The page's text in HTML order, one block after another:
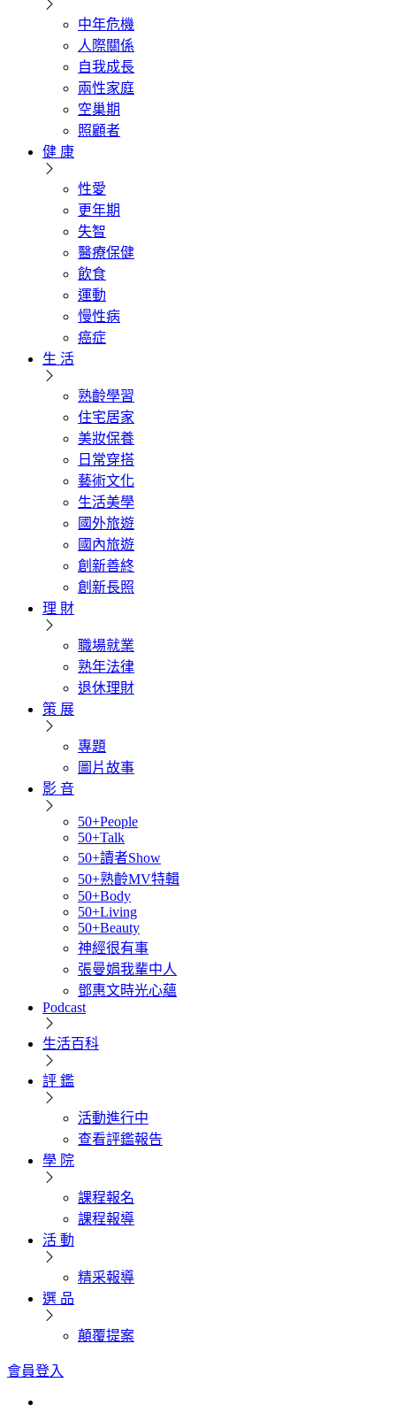
中年危機
人際關係
自我成長
兩性家庭
空巢期
照顧者
健 康
性愛
更年期
失智
醫療保健
飲食
運動
慢性病
癌症
生 活
熟齡學習
住宅居家
美妝保養
日常穿搭
藝術文化
生活美學
國外旅遊
國內旅遊
創新善終
創新長照
理 財
職場就業
熟年法律
退休理財
策 展
專題
圖片故事
影 音
50+People
50+Talk
50+讀者Show
50+熟齡MV特輯
50+Body
50+Living
50+Beauty
神經很有事
張曼娟我輩中人
鄧惠文時光心蘊
Podcast
生活百科
評 鑑
活動進行中
查看評鑑報告
學 院
課程報名
課程報導
活 動
精采報導
選 品
顛覆提案
會員登入